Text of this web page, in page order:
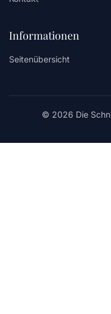
Informationen
Seitenübersicht
© 2026 Die